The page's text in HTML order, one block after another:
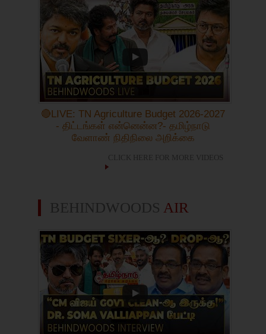
🔴LIVE: TN Agriculture Budget 2026-2027
- திட்டங்கள் என்னென்ன?- தமிழ்நாடு
வேளாண் நிதிநிலை அறிக்கை
CLICK HERE FOR MORE VIDEOS
BEHINDWOODS AIR